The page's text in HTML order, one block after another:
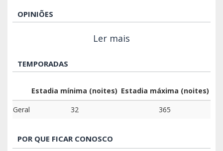
OPINIÕES
Ler mais
TEMPORADAS
Estadia mínima (noites) Estadia máxima (noites)
Geral
32 365
POR QUE FICAR CONOSCO